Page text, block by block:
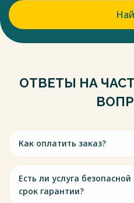
ОТВЕТЫ НА
Как оплатить заказ?
Есть ли услуга
срок гарантии?